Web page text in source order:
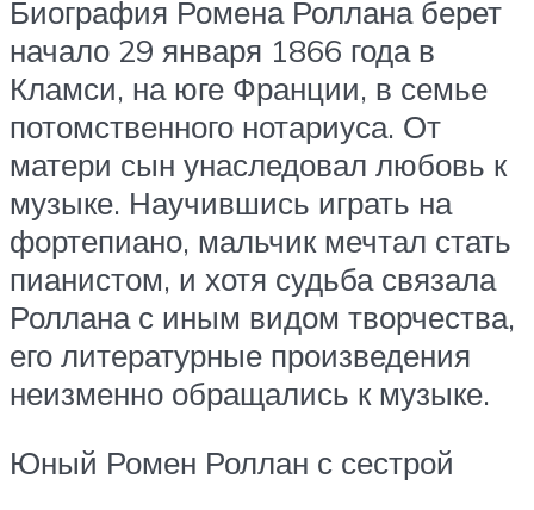
Биография Ромена Роллана берет
начало 29 января 1866 года в
Кламси, на юге Франции, в семье
потомственного нотариуса. От
матери сын унаследовал любовь к
музыке. Научившись играть на
фортепиано, мальчик мечтал стать
пианистом, и хотя судьба связала
Роллана с иным видом творчества,
его литературные произведения
неизменно обращались к музыке.
Юный Ромен Роллан с сестрой